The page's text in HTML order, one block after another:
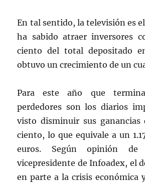
En tal sentido, la televisión es
ha sabido atraer inversores
ciento del total depositado
obtuvo un crecimiento de un
Para este año que
perdedores son los diarios
visto disminuir sus
ciento, lo que equivale a un
euros. Según opinión de
vicepresidente de Infoadex, el
en parte a la crisis económica